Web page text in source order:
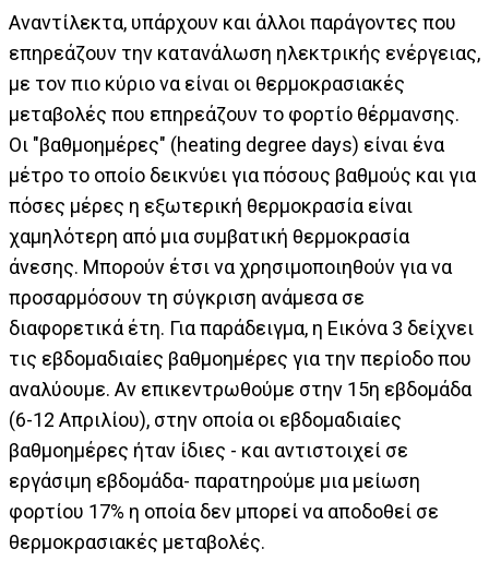
Αναντίλεκτα, υπάρχουν και άλλοι παράγοντες που
επηρεάζουν την κατανάλωση ηλεκτρικής ενέργειας,
με τον πιο κύριο να είναι οι θερμοκρασιακές
μεταβολές που επηρεάζουν το φορτίο θέρμανσης.
Οι "βαθμοημέρες" (heating degree days) είναι ένα
μέτρο το οποίο δεικνύει για πόσους βαθμούς και για
πόσες μέρες η εξωτερική θερμοκρασία είναι
χαμηλότερη από μια συμβατική θερμοκρασία
άνεσης. Μπορούν έτσι να χρησιμοποιηθούν για να
προσαρμόσουν τη σύγκριση ανάμεσα σε
διαφορετικά έτη. Για παράδειγμα, η Εικόνα 3 δείχνει
τις εβδομαδιαίες βαθμοημέρες για την περίοδο που
αναλύουμε. Αν επικεντρωθούμε στην 15η εβδομάδα
(6-12 Απριλίου), στην οποία οι εβδομαδιαίες
βαθμοημέρες ήταν ίδιες - και αντιστοιχεί σε
εργάσιμη εβδομάδα- παρατηρούμε μια μείωση
φορτίου 17% η οποία δεν μπορεί να αποδοθεί σε
θερμοκρασιακές μεταβολές.